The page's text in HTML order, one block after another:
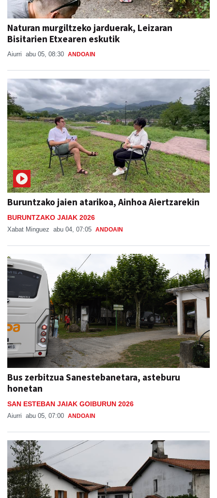
Naturan murgiltzeko jarduerak, Leizaran
Bisitarien Etxearen eskutik
Aiurri abu 05, 08:30 ANDOAIN
Buruntzako jaien atarikoa, Ainhoa Aiertzarekin
BURUNTZAKO JAIAK 2026
Xabat Minguez abu 04, 07:05 ANDOAIN
Bus zerbitzua Sanestebanetara, asteburu
honetan
SAN ESTEBAN JAIAK GOIBURUN 2026
Aiurri abu 05, 07:00 ANDOAIN